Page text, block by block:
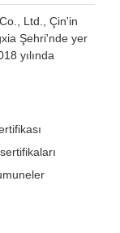
Ltd., Çin'in
Şehri'nde yer
yılında